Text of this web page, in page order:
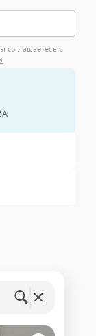
соглашаетесь с